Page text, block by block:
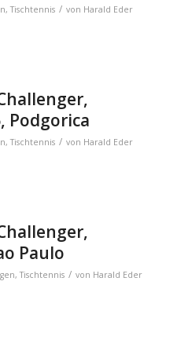
,Tischtennis / von Harald Eder
Podgorica
,Tischtennis / von Harald Eder
Paulo
,Tischtennis / von Harald Eder